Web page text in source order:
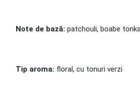
Note de bază: patchouli, boabe
Tip aroma: floral, cu tonuri verzi